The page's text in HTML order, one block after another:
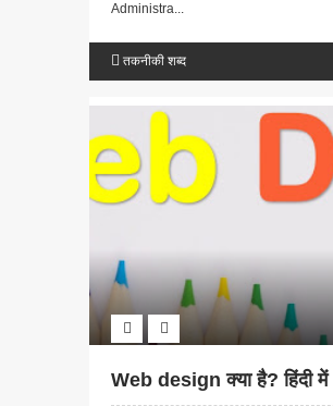
Administra...
तकनीकी शब्द
Web design क्या है? हिंदी में